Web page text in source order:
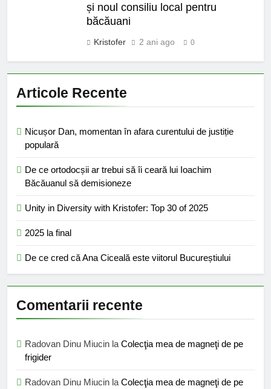
și noul consiliu local pentru
băcăuani
Kristofer 2 ani ago 0
Articole Recente
Nicușor Dan, momentan în afara curentului de justiție
populară
De ce ortodocșii ar trebui să îi ceară lui Ioachim
Băcăuanul să demisioneze
Unity in Diversity with Kristofer: Top 30 of 2025
2025 la final
De ce cred că Ana Ciceală este viitorul Bucureștiului
Comentarii recente
Radovan Dinu Miucin la Colecţia mea de magneţi de pe
frigider
Radovan Dinu Miucin la Colecţia mea de magneţi de pe